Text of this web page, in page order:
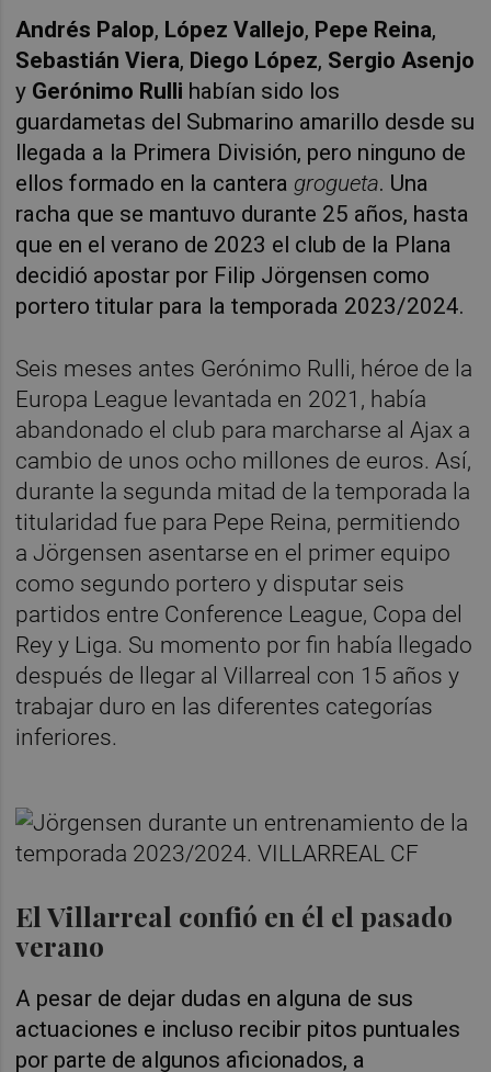
Andrés Palop, López Vallejo, Pepe Reina,
Sebastián Viera, Diego López, Sergio Asenjo
y Gerónimo Rulli habían sido los
guardametas del Submarino amarillo desde su
llegada a la Primera División, pero ninguno de
ellos formado en la cantera grogueta. Una
racha que se mantuvo durante 25 años, hasta
que en el verano de 2023 el club de la Plana
decidió apostar por Filip Jörgensen como
portero titular para la temporada 2023/2024.
Seis meses antes Gerónimo Rulli, héroe de la
Europa League levantada en 2021, había
abandonado el club para marcharse al Ajax a
cambio de unos ocho millones de euros. Así,
durante la segunda mitad de la temporada la
titularidad fue para Pepe Reina, permitiendo
a Jörgensen asentarse en el primer equipo
como segundo portero y disputar seis
partidos entre Conference League, Copa del
Rey y Liga. Su momento por fin había llegado
después de llegar al Villarreal con 15 años y
trabajar duro en las diferentes categorías
inferiores.
El Villarreal confió en él el pasado
verano
A pesar de dejar dudas en alguna de sus
actuaciones e incluso recibir pitos puntuales
por parte de algunos aficionados, a